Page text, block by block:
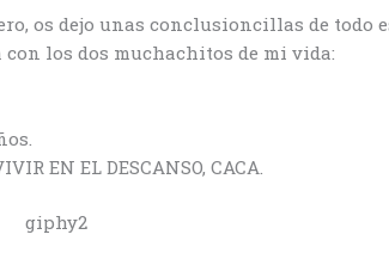
os dejo unas conclusioncillas de todo
los dos muchachitos de mi vida:
EN EL DESCANSO, CACA.